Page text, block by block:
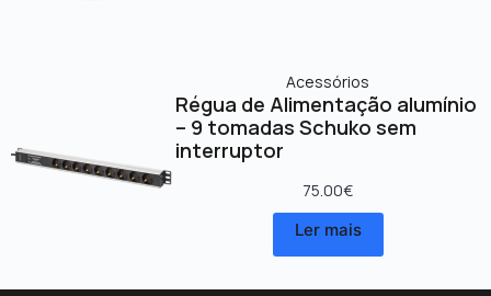
Acessórios
Régua de Alimentação alumínio
– 9 tomadas Schuko sem
interruptor
75.00€
Ler mais